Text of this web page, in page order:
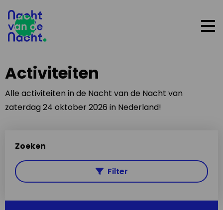
Activiteiten
Alle activiteiten in de Nacht van de Nacht van
zaterdag 24 oktober 2026 in Nederland!
Zoeken
Filter